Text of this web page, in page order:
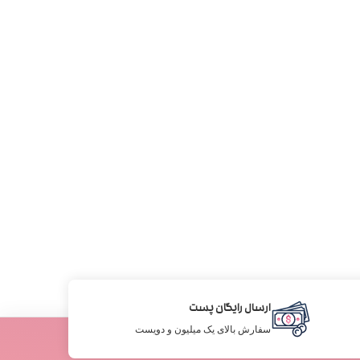
ارسال رایگان پست
سفارش بالای یک میلیون و دویست